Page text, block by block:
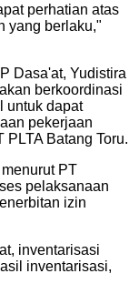
perhatian atas
yang berlaku,"
Dasa'at, Yudistira
berkoordinasi
untuk dapat
pekerjaan
Batang Toru.
PT
pelaksanaan
izin
inventarisasi
inventarisasi,